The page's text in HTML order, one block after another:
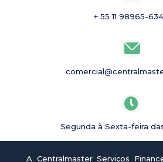
+ 55 11 98965-
Segunda à Sexta-feira
A Centralmaster Serviços